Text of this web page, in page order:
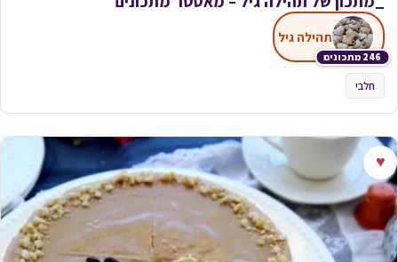
246 מתכונים
תהילה גיל
חלבי
♥